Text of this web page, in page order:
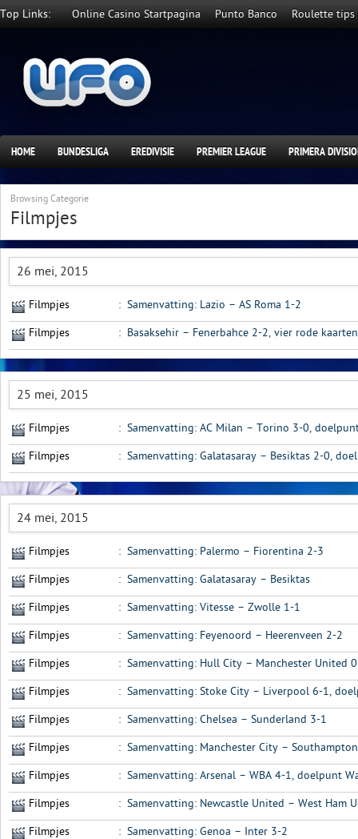
Top Links: Online Casino Startpagina Punto Banco Roulette tips
HOME BUNDESLIGA EREDIVISIE PREMIER LEAGUE PRIMERA
Browsing Categorie
Filmpjes
26 mei, 2015
Filmpjes : Samenvatting: Lazio – AS Roma 1-2
Filmpjes : Basaksehir – Fenerbahce 2-2, vier rode
25 mei, 2015
Filmpjes : Samenvatting: AC Milan – Torino 3-0,
Filmpjes : Samenvatting: Galatasaray – Besiktas 2-0,
24 mei, 2015
Filmpjes : Samenvatting: Palermo – Fiorentina 2-3
Filmpjes : Samenvatting: Galatasaray – Besiktas
Filmpjes : Samenvatting: Vitesse – Zwolle 1-1
Filmpjes : Samenvatting: Feyenoord – Heerenveen 2-2
Filmpjes : Samenvatting: Hull City – Manchester United
Filmpjes : Samenvatting: Stoke City – Liverpool 6-1,
Filmpjes : Samenvatting: Chelsea – Sunderland 3-1
Filmpjes : Samenvatting: Manchester City –
Filmpjes : Samenvatting: Arsenal – WBA 4-1, doelpunt
Filmpjes : Samenvatting: Newcastle United – West Ham
Filmpjes : Samenvatting: Genoa – Inter 3-2